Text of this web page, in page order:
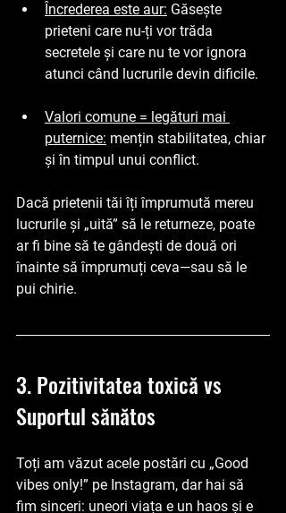
Încrederea este aur: Găsește
prieteni care nu-ți vor trăda
secretele și care nu te vor ignora
atunci când lucrurile devin dificile.
Valori comune = legături mai
puternice: mențin stabilitatea, chiar
și în timpul unui conflict.
Dacă prietenii tăi îți împrumută mereu
lucrurile și „uită” să le returneze, poate
ar fi bine să te gândești de două ori
înainte să împrumuți ceva—sau să le
pui chirie.
3. Pozitivitatea toxică vs
Suportul sănătos
Toți am văzut acele postări cu „Good
vibes only!” pe Instagram, dar hai să
fim sinceri: uneori viața e un haos și e